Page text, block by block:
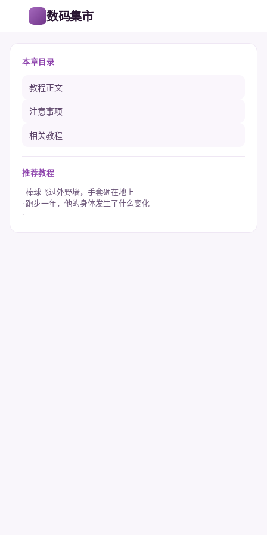
数码集市
本章目录
教程正文
注意事项
相关教程
推荐教程
棒球飞过外野墙，手套砸在地上
跑步一年，他的身体发生了什么变化